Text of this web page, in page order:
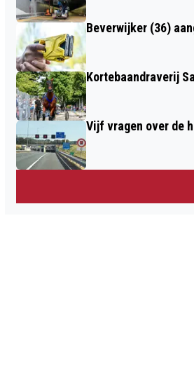
FOTO
Beverwijker (36)
Kortebaandraverij
Vijf vragen over de